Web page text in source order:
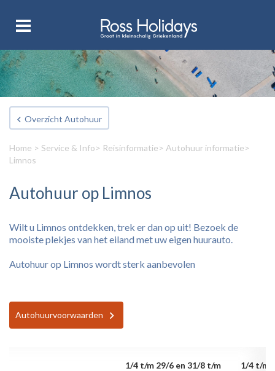
Overzicht Autohuur
Home > Service & Info> Reisinformatie> Autohuur informatie>
Limnos
Autohuur op Limnos
Wilt u Limnos ontdekken, trek er dan op uit! Bezoek de
mooiste plekjes van het eiland met uw eigen huurauto.
Autohuur op Limnos wordt sterk aanbevolen
Autohuurvoorwaarden
1/4 t/m 29/6 en 31/8 t/m
1/4 t/m